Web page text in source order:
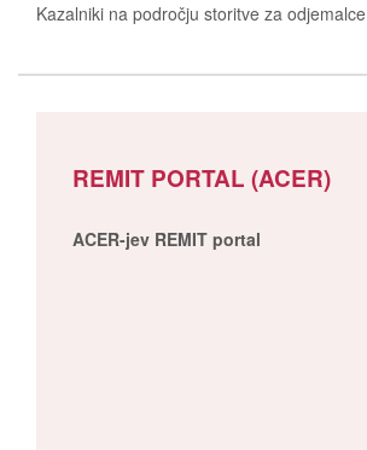
Kazalniki na področju storitve za odjemalce
REMIT PORTAL (ACER)
ACER-jev REMIT portal